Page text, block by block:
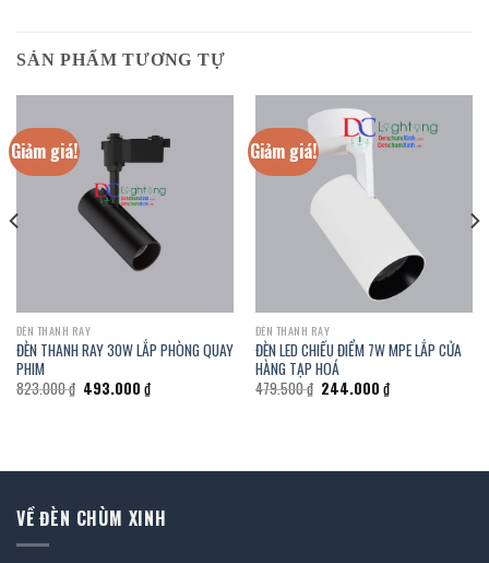
SẢN PHẨM TƯƠNG TỰ
Giảm giá!
ĐÈN THANH RAY
ĐÈN THANH RAY 30W LẮP PHÒNG QUAY
PHIM
823.000₫ Giá
gốc
493.000 ₫Giá
hiện
Giảm giá!
ĐÈN THANH RAY
ĐÈN LED CHIẾU ĐIỂM 7W MPE LẮP CỬA
HÀNG TẠP HOÁ
479.500₫ Giá
gốc
244.000 ₫Giá
hiện
VỀ ĐÈN CHÙM XINH